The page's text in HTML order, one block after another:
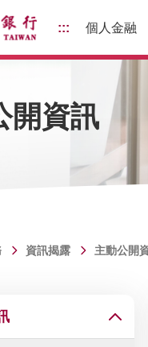
:::
個人金融
開資訊
資訊揭露 主動公開